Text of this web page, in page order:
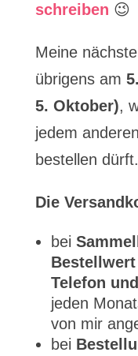
schreiben 😉
Meine nächste
übrigens am
5. Oktober),
jedem
bestellen dürft.
Die
bei
Telefon
jeden
von mir
bei